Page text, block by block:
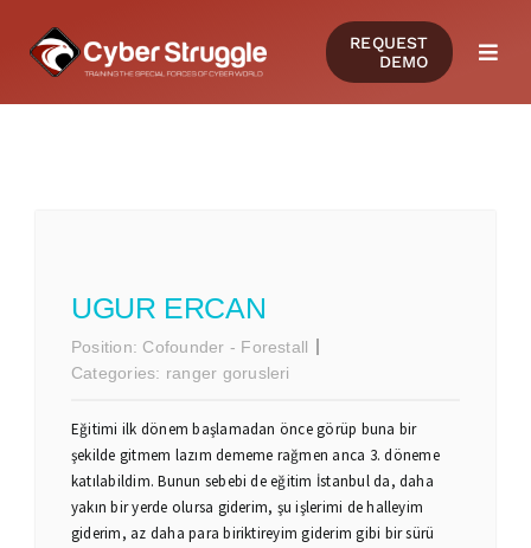
content
REQUEST
DEMO
RESOURCES
COMMUNITY
COMPANY
UGUR ERCAN
Position: Cofounder - Forestall
Categories: ranger gorusleri
Eğitimi ilk dönem başlamadan önce görüp buna bir
şekilde gitmem lazım dememe rağmen anca 3. döneme
katılabildim. Bunun sebebi de eğitim İstanbul da, daha
yakın bir yerde olursa giderim, şu işlerimi de halleyim
giderim, az daha para biriktireyim giderim gibi bir sürü